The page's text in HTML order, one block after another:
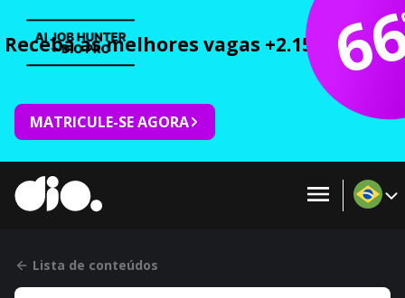
Receba as melhores vagas +2.150 cursos
MATRICULE-SE AGORA
Lista de conteúdos